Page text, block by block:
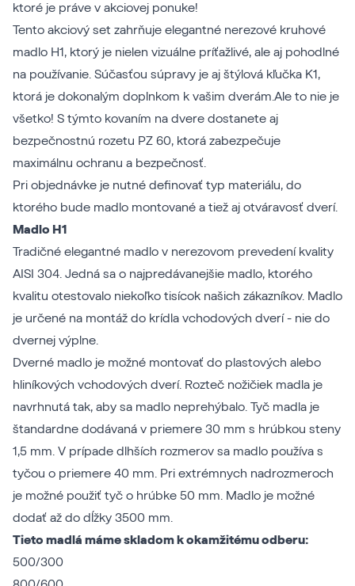
ktoré je práve v akciovej ponuke!
Tento akciový set zahrňuje elegantné nerezové kruhové
madlo H1, ktorý je nielen vizuálne príťažlivé, ale aj pohodlné
na používanie. Súčasťou súpravy je aj štýlová kľučka K1,
ktorá je dokonalým doplnkom k vašim dverám.Ale to nie je
všetko! S týmto kovaním na dvere dostanete aj
bezpečnostnú rozetu PZ 60, ktorá zabezpečuje
maximálnu ochranu a bezpečnosť.
Pri objednávke je nutné definovať typ materiálu, do
ktorého bude madlo montované a tiež aj otváravosť dverí.
Madlo H1
Tradičné elegantné madlo v nerezovom prevedení kvality
AISI 304. Jedná sa o najpredávanejšie madlo, ktorého
kvalitu otestovalo niekoľko tisícok našich zákazníkov. Madlo
je určené na montáž do krídla vchodových dverí - nie do
dvernej výplne.
Dverné madlo je možné montovať do plastových alebo
hliníkových vchodových dverí. Rozteč nožičiek madla je
navrhnutá tak, aby sa madlo neprehýbalo. Tyč madla je
štandardne dodávaná v priemere 30 mm s hrúbkou steny
1,5 mm. V prípade dlhších rozmerov sa madlo používa s
tyčou o priemere 40 mm. Pri extrémnych nadrozmeroch
je možné použiť tyč o hrúbke 50 mm. Madlo je možné
dodať až do dĺžky 3500 mm.
Tieto madlá máme skladom k okamžitému odberu:
500/300